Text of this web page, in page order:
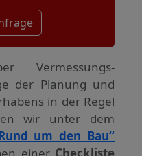
Vermessungs­
der Planung und
in der Regel
wir unter dem
um den Bau“